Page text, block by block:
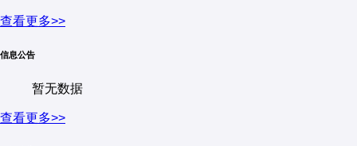
查看更多>>
信息公告
暂无数据
查看更多>>